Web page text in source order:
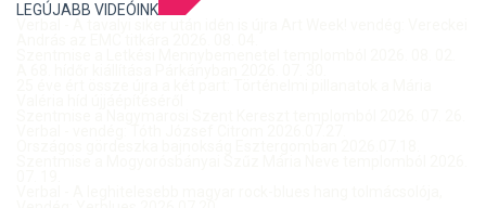
LEGÚJABB VIDEÓINK